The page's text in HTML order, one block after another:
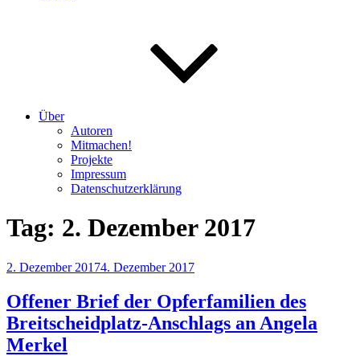
Über
Autoren
Mitmachen!
Projekte
Impressum
Datenschutzerklärung
Tag: 2. Dezember 2017
Veröffentlicht
2. Dezember 20174. Dezember 2017
Offener Brief der Opferfamilien des
Breitscheidplatz-Anschlags an Angela
Merkel